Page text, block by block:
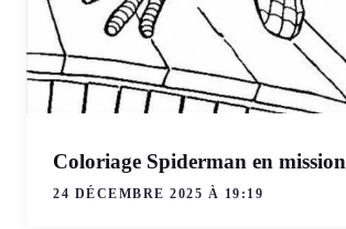
Coloriage Spiderman en mission
24 DÉCEMBRE 2025 À 19:19